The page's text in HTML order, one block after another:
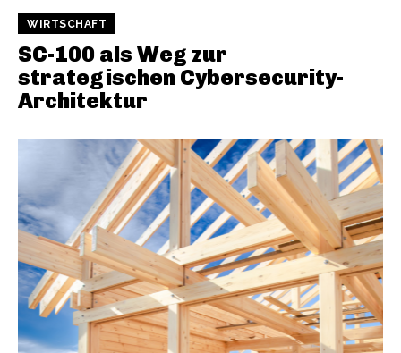
WIRTSCHAFT
SC-100 als Weg zur
strategischen Cybersecurity-
Architektur